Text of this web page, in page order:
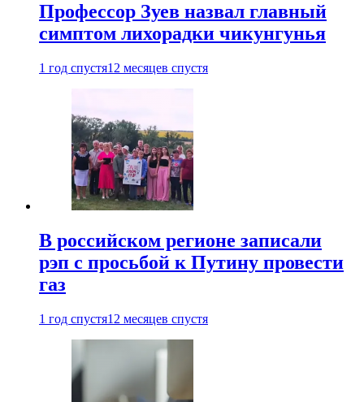
Профессор Зуев назвал главный
симптом лихорадки чикунгунья
1 год спустя12 месяцев спустя
В российском регионе записали
рэп с просьбой к Путину провести
газ
1 год спустя12 месяцев спустя